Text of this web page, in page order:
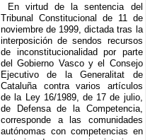
En virtud de la sentencia del
Tribunal Constitucional de 11 de
noviembre de 1999, dictada tras la
interposición de sendos recursos
de inconstitucionalidad por parte
del Gobierno Vasco y el Consejo
Ejecutivo de la Generalitat de
Cataluña contra varios artículos
de la Ley 16/1989, de 17 de julio,
de Defensa de la Competencia,
corresponde a las comunidades
autónomas con competencias en